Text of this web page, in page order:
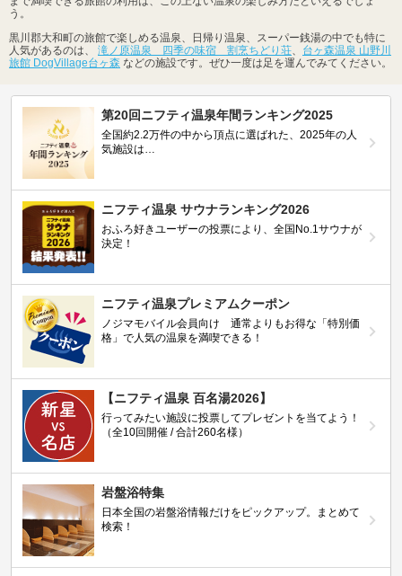
う。
黒川郡大和町の旅館で楽しめる温泉、日帰り温泉、スーパー銭湯の中でも特に
人気があるのは、 滝ノ原温泉 四季の味宿 割烹ちどり荘
台ヶ森温泉 山野川
旅館 DogVillage台ヶ森 などの施設です。ぜひ一度は足を運んでみてください。
第20回ニフティ温泉年間ランキング2025
全国約2.2万件の中から頂点に選ばれた、2025年の人
気施設は…
ニフティ温泉 サウナランキング2026
おふろ好きユーザーの投票により、全国No.1サウナが
決定！
ニフティ温泉プレミアムクーポン
ノジマモバイル会員向け 通常よりもお得な「特別価
格」で人気の温泉を満喫できる！
【ニフティ温泉 百名湯2026】
行ってみたい施設に投票してプレゼントを当てよう！
（全10回開催 / 合計260名様）
岩盤浴特集
日本全国の岩盤浴情報だけをピックアップ。まとめて
検索！